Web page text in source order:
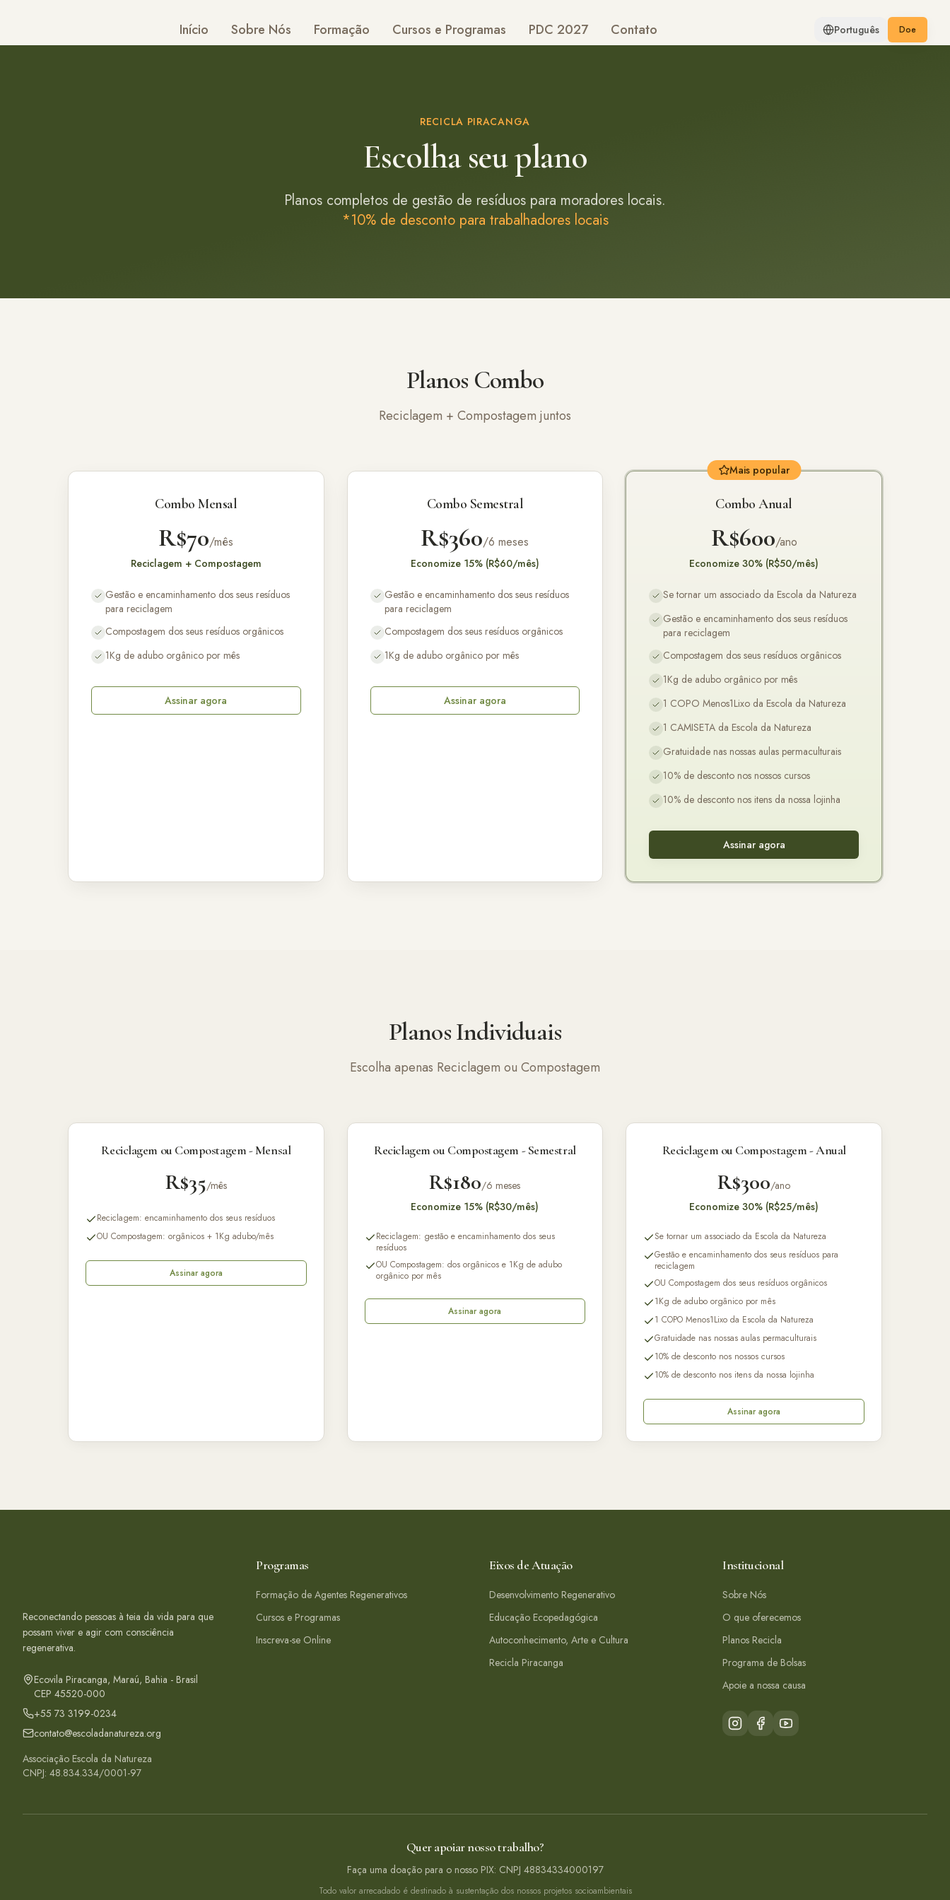
Início Sobre Nós Formação Cursos e Programas PDC 2027 Contato Português Doe
RECICLA PIRACANGA
Escolha seu plano
Planos completos de gestão de resíduos para moradores locais.
*10% de desconto para trabalhadores locais
Planos Combo
Reciclagem + Compostagem juntos
Combo Mensal
R$70/mês
Reciclagem + Compostagem
Gestão e encaminhamento dos seus resíduos
para reciclagem
Compostagem dos seus resíduos orgânicos
1Kg de adubo orgânico por mês
Assinar agora
Combo Semestral
R$360/6 meses
Economize 15% (R$60/mês)
Gestão e encaminhamento dos seus resíduos
para reciclagem
Compostagem dos seus resíduos orgânicos
1Kg de adubo orgânico por mês
Assinar agora
Mais popular
Combo Anual
R$600/ano
Economize 30% (R$50/mês)
Se tornar um associado da Escola da Natureza
Gestão e encaminhamento dos seus resíduos
para reciclagem
Compostagem dos seus resíduos orgânicos
1Kg de adubo orgânico por mês
1 COPO Menos1Lixo da Escola da Natureza
1 CAMISETA da Escola da Natureza
Gratuidade nas nossas aulas permaculturais
10% de desconto nos nossos cursos
10% de desconto nos itens da nossa lojinha
Assinar agora
Planos Individuais
Escolha apenas Reciclagem ou Compostagem
Reciclagem ou Compostagem - Mensal
R$35/mês
Reciclagem: encaminhamento dos seus resíduos
OU Compostagem: orgânicos + 1Kg adubo/mês
Assinar agora
Reciclagem ou Compostagem - Semestral
R$180/6 meses
Economize 15% (R$30/mês)
Reciclagem: gestão e encaminhamento dos seus
resíduos
OU Compostagem: dos orgânicos e 1Kg de adubo
orgânico por mês
Assinar agora
Reciclagem ou Compostagem - Anual
R$300/ano
Economize 30% (R$25/mês)
Se tornar um associado da Escola da Natureza
Gestão e encaminhamento dos seus resíduos para
reciclagem
OU Compostagem dos seus resíduos orgânicos
1Kg de adubo orgânico por mês
1 COPO Menos1Lixo da Escola da Natureza
Gratuidade nas nossas aulas permaculturais
10% de desconto nos nossos cursos
10% de desconto nos itens da nossa lojinha
Assinar agora
Reconectando pessoas à teia da vida para que
possam viver e agir com consciência
regenerativa.
Ecovila Piracanga, Maraú, Bahia - Brasil
CEP 45520-000
+55 73 3199-0234
contato@escoladanatureza.org
Associação Escola da Natureza
CNPJ: 48.834.334/0001-97
Programas
Formação de Agentes Regenerativos
Cursos e Programas
Inscreva-se Online
Eixos de Atuação
Desenvolvimento Regenerativo
Educação Ecopedagógica
Autoconhecimento, Arte e Cultura
Recicla Piracanga
Institucional
Sobre Nós
O que oferecemos
Planos Recicla
Programa de Bolsas
Apoie a nossa causa
Quer apoiar nosso trabalho?
Faça uma doação para o nosso PIX: CNPJ 48834334000197
Todo valor arrecadado é destinado à sustentação dos nossos projetos socioambientais